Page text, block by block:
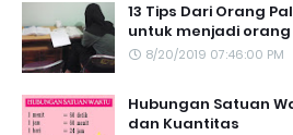
13 Tips Dari Orang
untuk menjadi orang
8/20/2019 07:46:00 PM
Hubungan Satuan
dan Kuantitas